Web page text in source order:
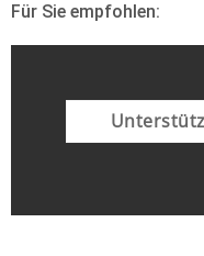
Für Sie empfohlen: